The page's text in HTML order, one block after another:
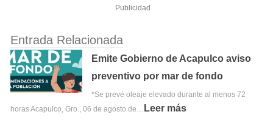
Publicidad
Entrada Relacionada
Emite Gobierno de Acapulco aviso
preventivo por mar de fondo
*Se prevé oleaje elevado durante al menos 72
horas Acapulco, Gro., 06 de agosto de…
Leer más